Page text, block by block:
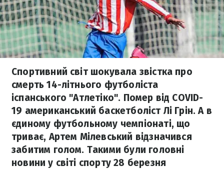
Спортивний світ шокувала звістка про
смерть 14-літнього футболіста
іспанського "Атлетіко". Помер від COVID-
19 американський баскетболіст Лі Грін. А в
єдиному футбольному чемпіонаті, що
триває, Артем Мілевський відзначився
забитим голом. Такими були головні
новини у світі спорту 28 березня